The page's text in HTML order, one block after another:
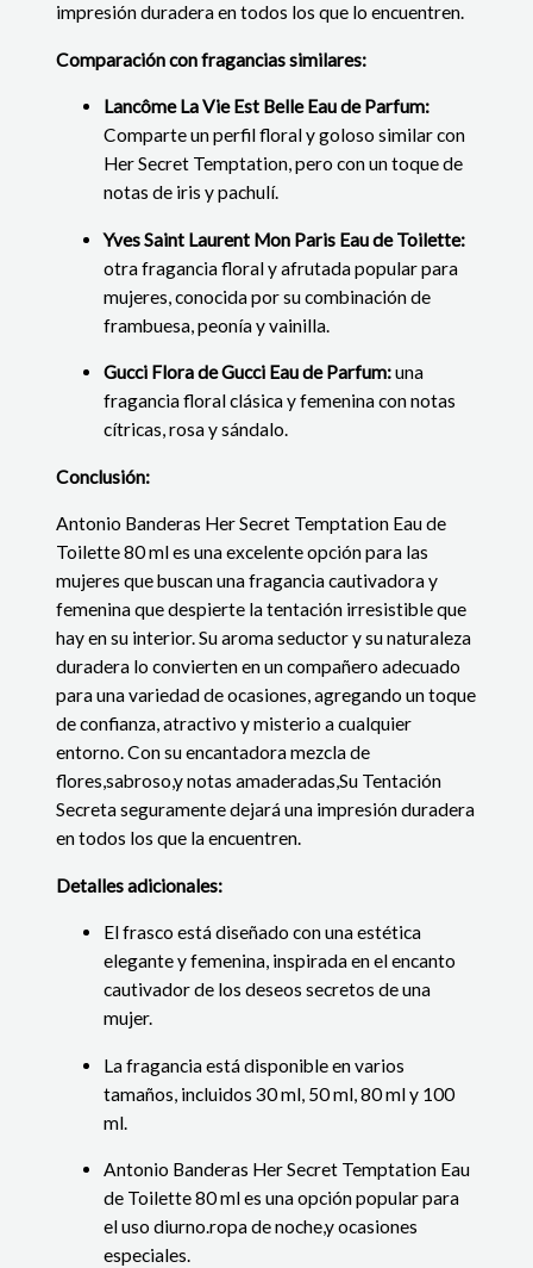
impresión duradera en todos los que lo encuentren.
Comparación con fragancias similares:
Lancôme La Vie Est Belle Eau de Parfum:
Comparte un perfil floral y goloso similar con
Her Secret Temptation, pero con un toque de
notas de iris y pachulí.
Yves Saint Laurent Mon Paris Eau de Toilette:
otra fragancia floral y afrutada popular para
mujeres, conocida por su combinación de
frambuesa, peonía y vainilla.
Gucci Flora de Gucci Eau de Parfum:una
fragancia floral clásica y femenina con notas
cítricas, rosa y sándalo.
Conclusión:
Antonio Banderas Her Secret Temptation Eau de
Toilette 80 ml es una excelente opción para las
mujeres que buscan una fragancia cautivadora y
femenina que despierte la tentación irresistible que
hay en su interior. Su aroma seductor y su naturaleza
duradera lo convierten en un compañero adecuado
para una variedad de ocasiones, agregando un toque
de confianza, atractivo y misterio a cualquier
entorno. Con su encantadora mezcla de
flores,sabroso,y notas amaderadas,Su Tentación
Secreta seguramente dejará una impresión duradera
en todos los que la encuentren.
Detalles adicionales:
El frasco está diseñado con una estética
elegante y femenina, inspirada en el encanto
cautivador de los deseos secretos de una
mujer.
La fragancia está disponible en varios
tamaños, incluidos 30 ml, 50 ml, 80 ml y 100
ml.
Antonio Banderas Her Secret Temptation Eau
de Toilette 80 ml es una opción popular para
el uso diurno.ropa de noche,y ocasiones
especiales.